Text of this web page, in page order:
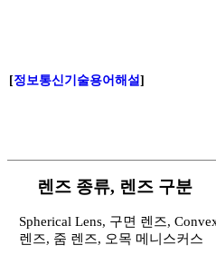
[정보통신기술용어해설]
렌즈 종류, 렌즈 구분
Spherical Lens, 구면 렌즈,
렌즈, 줌 렌즈, 오목 메니스커스